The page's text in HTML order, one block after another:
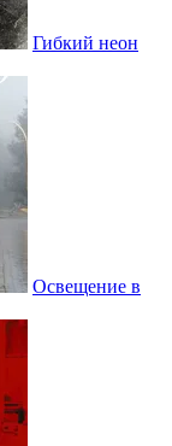
Гибкий неон
Освещение в